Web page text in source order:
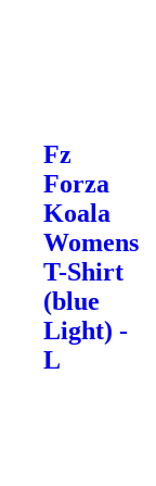
Fz
Forza
Koala
Womens
T-Shirt
(blue
Light) -
L